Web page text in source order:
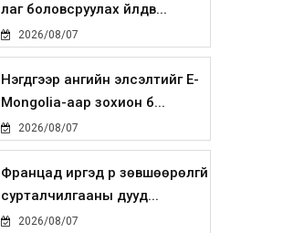
лаг боловсруулах үйлдв...
2026/08/07
Нэгдүгээр ангийн элсэлтийг E-
Mongolia-аар зохион б...
2026/08/07
Францад иргэд рүү зөвшөөрөлгүй
сурталчилгааны дууд...
2026/08/07